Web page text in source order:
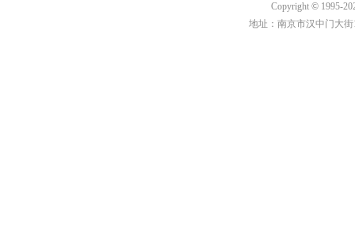
Copyright © 1995-
地址：南京市汉中门大街